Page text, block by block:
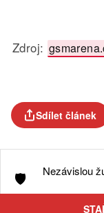
Zdroj:
Sdílet článek
🛡️ Nezávislou